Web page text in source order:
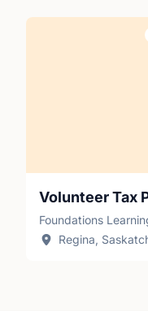
Volunteer Tax
Foundations
Regina,